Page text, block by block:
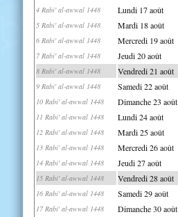
4 Rabi' al-awwal 1448 Lundi 17 août
5 Rabi' al-awwal 1448 Mardi 18 août
6 Rabi' al-awwal 1448 Mercredi 19 août
7 Rabi' al-awwal 1448 Jeudi 20 août
8 Rabi' al-awwal 1448 Vendredi 21 août
9 Rabi' al-awwal 1448 Samedi 22 août
10 Rabi' al-awwal 1448 Dimanche 23 août
11 Rabi' al-awwal 1448 Lundi 24 août
12 Rabi' al-awwal 1448 Mardi 25 août
13 Rabi' al-awwal 1448 Mercredi 26 août
14 Rabi' al-awwal 1448 Jeudi 27 août
15 Rabi' al-awwal 1448 Vendredi 28 août
16 Rabi' al-awwal 1448 Samedi 29 août
17 Rabi' al-awwal 1448 Dimanche 30 août